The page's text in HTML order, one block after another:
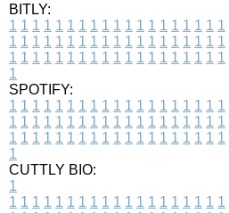
BITLY:
1 1 1 1 1 1 1 1 1 1 1 1 1 1 1 1 1 1 1
1 1 1 1 1 1 1 1 1 1 1 1 1 1 1 1 1 1 1
1 1 1 1 1 1 1 1 1 1 1 1 1 1 1 1 1 1 1
1
SPOTIFY:
1 1 1 1 1 1 1 1 1 1 1 1 1 1 1 1 1 1 1
1 1 1 1 1 1 1 1 1 1 1 1 1 1 1 1 1 1 1
1 1 1 1 1 1 1 1 1 1 1 1 1 1 1 1 1 1 1
1
CUTTLY BIO:
1
1 1 1 1 1 1 1 1 1 1 1 1 1 1 1 1 1 1 1